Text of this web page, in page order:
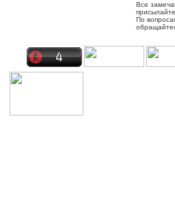
Все
По